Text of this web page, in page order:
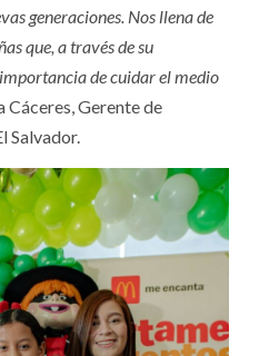
generaciones. Nos llena de
que, a través de su
de cuidar el medio
Cáceres, Gerente de
Salvador.